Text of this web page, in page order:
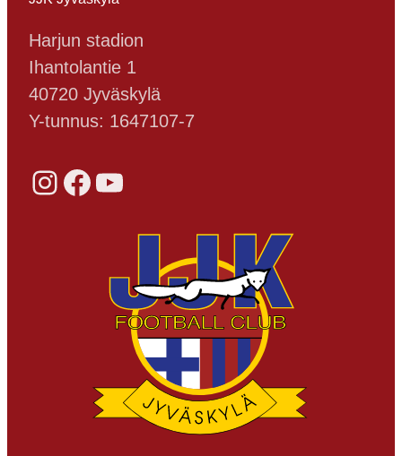
Harjun stadion
Ihantolantie 1
40720 Jyväskylä
Y-tunnus: 1647107-7
Instagram Facebook YouTube